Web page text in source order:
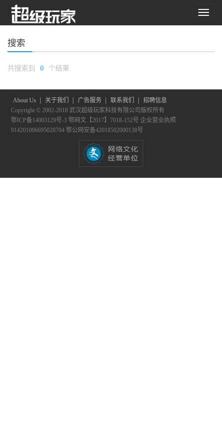
搜索
共搜索到 0 个结果
About Us 关于我们 广告服务 联系我们
招聘信息
Copyright © 2002-2018 武汉超级玩家科技有限公司版权所有
鄂ICP备14003129号-3 鄂网文【2017】7018-152号 企业营业执照
914201006695028704 鄂公网安备42018502000138号